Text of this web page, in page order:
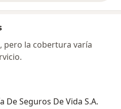
pero la cobertura varía
De Seguros De Vida S.A.